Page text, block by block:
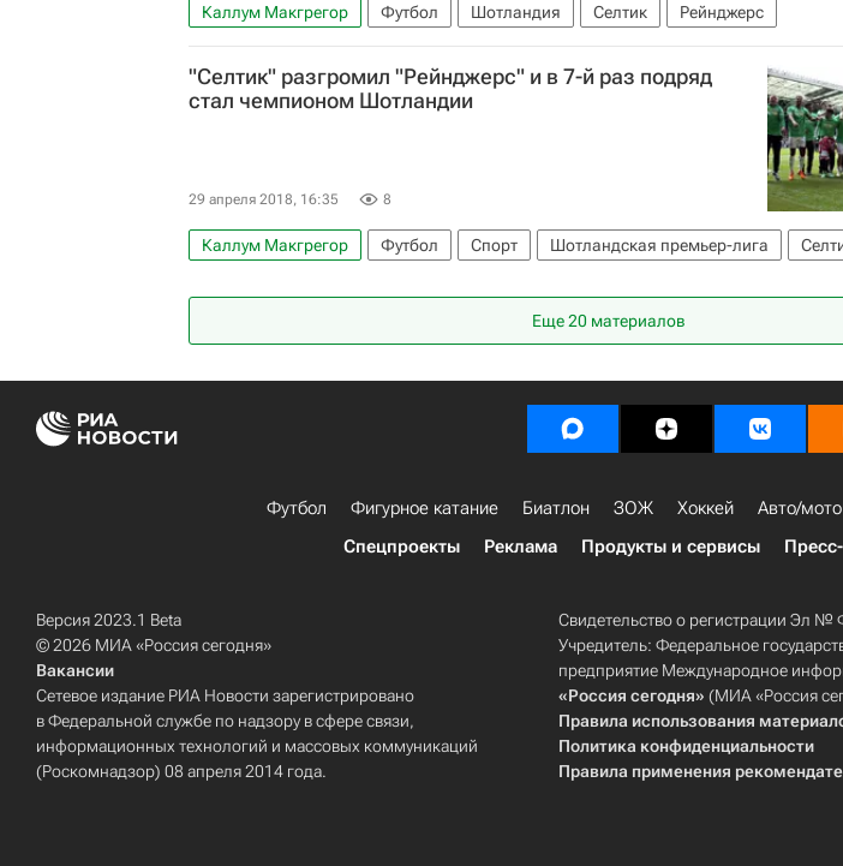
Каллум Макгрегор Футбол Шотландия Селтик
Рейнджерс
Альфредо Морелос
Кемар Руф
"Селтик" разгромил "Рейнджерс" и в 7-й раз подряд
стал чемпионом Шотландии
29 апреля 2018, 16:35 8
Каллум Макгрегор Футбол Спорт Шотландская премьер-лига
Еще 20 материалов
Футбол Фигурное катание Биатлон ЗОЖ Хоккей Авто/мото
Спецпроекты
Реклама Продукты и сервисы
Версия 2023.1 Beta
© 2026 МИА «Россия сегодня»
Вакансии
Сетевое издание РИА Новости зарегистрировано
в Федеральной службе по надзору в сфере связи,
информационных технологий и массовых коммуникаций
(Роскомнадзор) 08 апреля 2014 года.
Свидетельство о регистрации Эл
Учредитель: Федеральное
предприятие Международное
«Россия сегодня» (МИА «Россия
Правила использования
Политика конфиденциальности
Правила применения